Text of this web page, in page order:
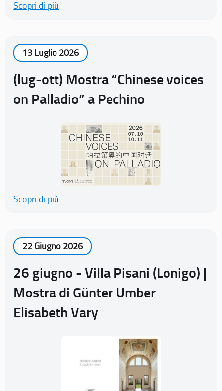
Scopri di più
13 Luglio 2026
(lug-ott) Mostra “Chinese voices
on Palladio” a Pechino
Scopri di più
22 Giugno 2026
26 giugno - Villa Pisani (Lonigo) |
Mostra di Günter Umber
Elisabeth Vary